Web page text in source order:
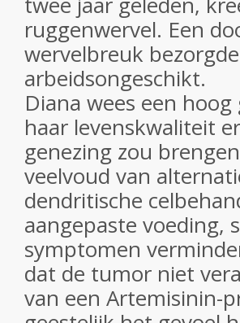
ruggenwervel. Een
wervelbreuk
arbeidsongeschikt.
Diana wees een
haar levenskwaliteit
genezing zou
veelvoud van
dendritische
aangepaste voeding,
symptomen
dat de tumor niet
van een Artemisinin-